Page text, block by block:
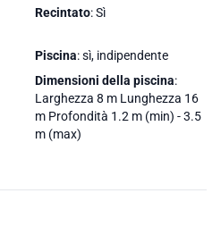
Recintato: Sì
Piscina: sì, indipendente
Dimensioni della piscina:
Larghezza 8 m Lunghezza 16
m Profondità 1.2 m (min) - 3.5
m (max)